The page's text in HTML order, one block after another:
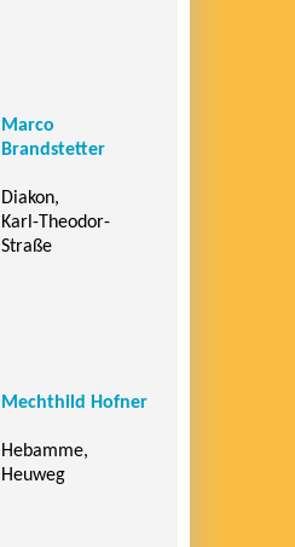
Marco
Brandstetter
Diakon,
Karl-Theodor-
Straße
Mechthild Hofner
Hebamme,
Heuweg